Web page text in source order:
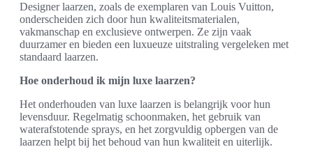
Designer laarzen, zoals de exemplaren van Louis Vuitton,
onderscheiden zich door hun kwaliteitsmaterialen,
vakmanschap en exclusieve ontwerpen. Ze zijn vaak
duurzamer en bieden een luxueuze uitstraling vergeleken met
standaard laarzen.
Hoe onderhoud ik mijn luxe laarzen?
Het onderhouden van luxe laarzen is belangrijk voor hun
levensduur. Regelmatig schoonmaken, het gebruik van
waterafstotende sprays, en het zorgvuldig opbergen van de
laarzen helpt bij het behoud van hun kwaliteit en uiterlijk.